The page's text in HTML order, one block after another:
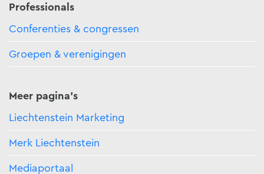
Professionals
Conferenties & congressen
Groepen & verenigingen
Meer pagina's
Liechtenstein Marketing
Merk Liechtenstein
Mediaportaal